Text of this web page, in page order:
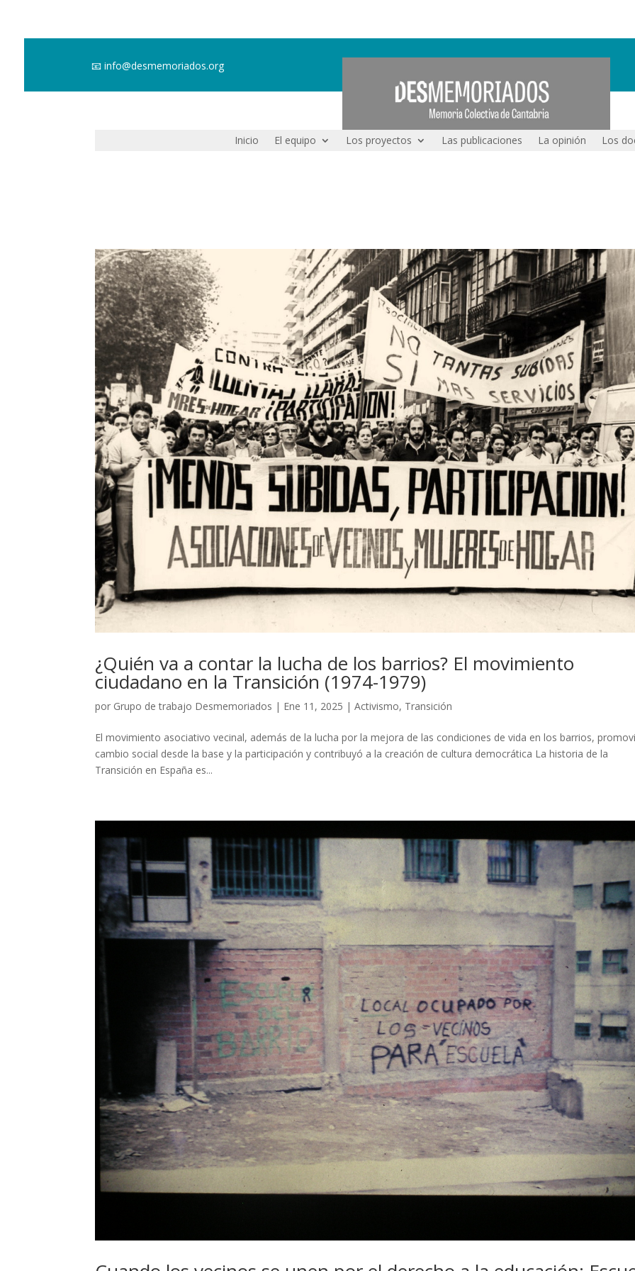
📧info@desmemoriados.org
Inicio El equipo Los proyectos Las publicaciones La opinión Los
¿Quién va a contar la lucha de los barrios? El movimiento
ciudadano en la Transición (1974-1979)
por Grupo de trabajo Desmemoriados | Ene 11, 2025 |Activismo, Transición
El movimiento asociativo vecinal, además de la lucha por la mejora de las condiciones de vida en los barrios,
cambio social desde la base y la participación y contribuyó a la creación de cultura democrática La historia de la
Transición en España es...